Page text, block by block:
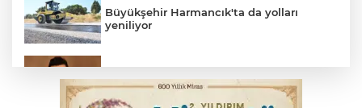
Büyükşehir Harmancık'ta da yolları
yeniliyor
kaybetti